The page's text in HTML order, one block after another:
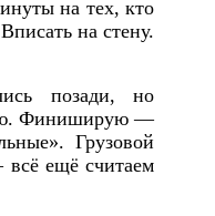
на тех, кто
на стену.
позади, но
Финиширую —
Грузовой
ещё считаем